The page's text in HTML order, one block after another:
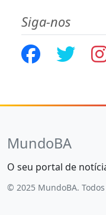
Siga-nos
MundoBA
O seu portal de
© 2025 MundoBA.